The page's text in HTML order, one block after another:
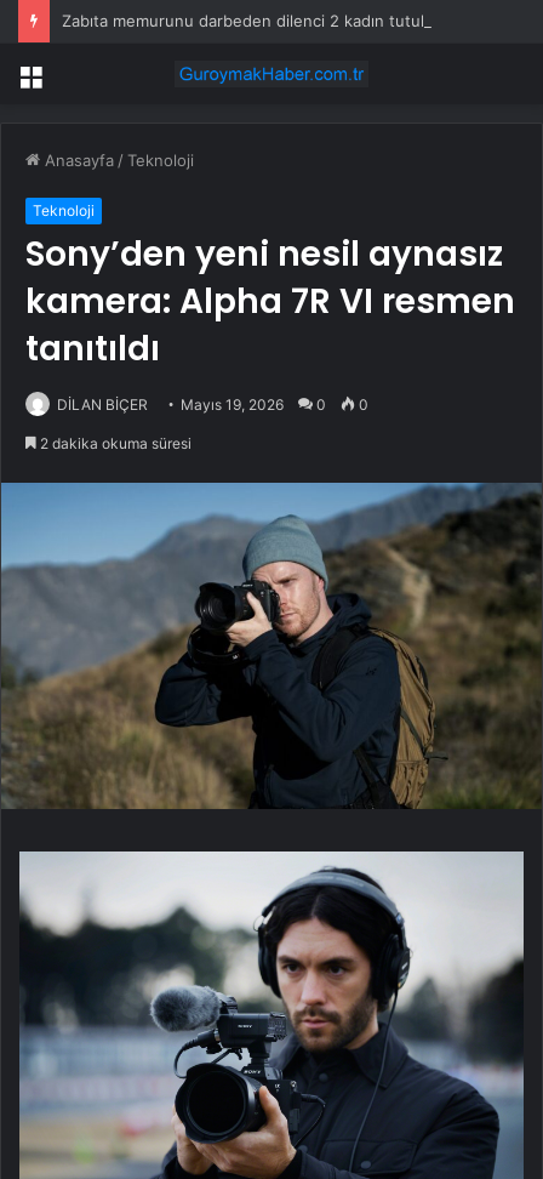
Zabıta memurunu darbeden dilenci 2 kadın tutuklandı
Menü
Anasayfa /Teknoloji
Teknoloji
Sony’den yeni nesil aynasız
kamera: Alpha 7R VI resmen
tanıtıldı
DİLAN BİÇER Mayıs 19, 2026 0 0
2 dakika okuma süresi